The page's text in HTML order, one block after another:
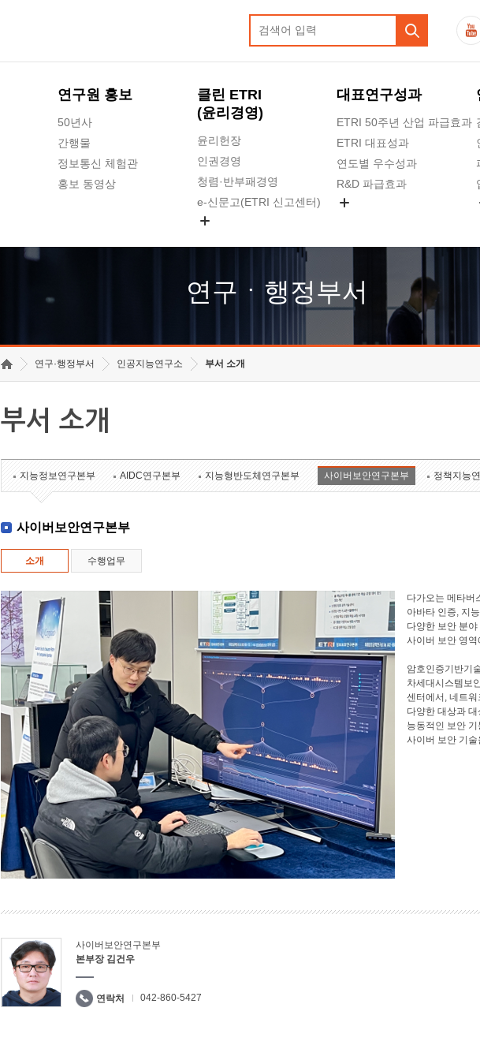
연구원 홍보
50년사
간행물
정보통신 체험관
홍보 동영상
클린 ETRI
(윤리경영)
윤리헌장
인권경영
청렴·반부패경영
e-신문고(ETRI 신고센터)
고객의소리
수의계약 현황
대표연구성과
ETRI 50주년 산업 파급효과
ETRI 대표성과
연도별 우수성과
R&D 파급효과
연구ㆍ행정부서
연구·행정부서 인공지능연구소 부서 소개
부서 소개
지능정보연구본부 AIDC연구본부 지능형반도체연구본부 사이버보안연구본부 정책지능
사이버보안연구본부
소개 수행업무
다가오는 메타버
아바타 인증, 지
다양한 보안 분
사이버 보안 영
암호인증기반기
차세대시스템보
센터에서, 네트
다양한 대상과
능동적인 보안
사이버 보안 기
사이버보안연구본부
본부장 김건우
연락처 042-860-5427